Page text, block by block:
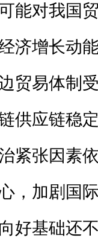
能对我国
济增长动
贸易体制
供应链稳
紧张因素
，加剧国
好基础还